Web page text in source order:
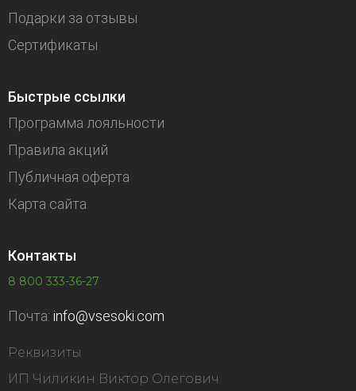
Подарки за отзывы
Сертификаты
Быстрые ссылки
Программа лояльности
Правила акций
Публичная оферта
Карта сайта
Контакты
8 800 333-36-27
Почта: info@vsesoki.com
Реквизиты
ИП Чиликин Виктор Олегович